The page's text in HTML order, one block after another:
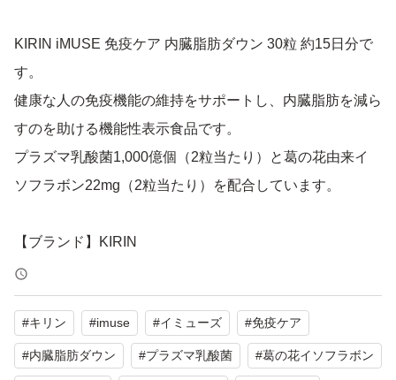
KIRIN iMUSE 免疫ケア 内臓脂肪ダウン 30粒 約15日分で
す。
健康な人の免疫機能の維持をサポートし、内臓脂肪を減ら
すのを助ける機能性表示食品です。
プラズマ乳酸菌1,000億個（2粒当たり）と葛の花由来イ
ソフラボン22mg（2粒当たり）を配合しています。
【ブランド】KIRIN
【商品名】iMUSE 免疫ケア 内臓脂肪ダウン
【内容量】30粒（約15日分）
【目安量】1日2粒
【機能性表示食品】はい
#キリン #imuse #イミューズ #免疫ケア
#内臓脂肪ダウン #プラズマ乳酸菌 #葛の花イソフラボン